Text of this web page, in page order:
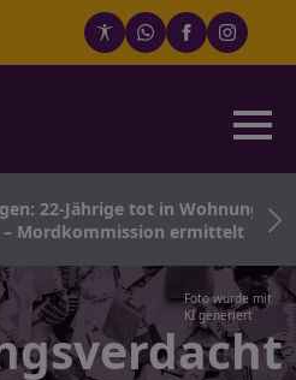
22-Jährige tot in Wohnung
ermittelt
Foto wurde mit
KI generiert